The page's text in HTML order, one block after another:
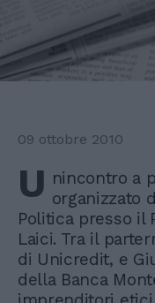
09 ottobre 2010
U nincontro a
organizzato
Politica presso il
Laici. Tra il
di Unicredit, e
della Banca